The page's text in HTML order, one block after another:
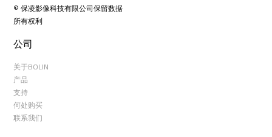
© 保凌影像科技有限公司保留数据
所有权利
公司
关于BOLIN
产品
支持
何处购买
联系我们